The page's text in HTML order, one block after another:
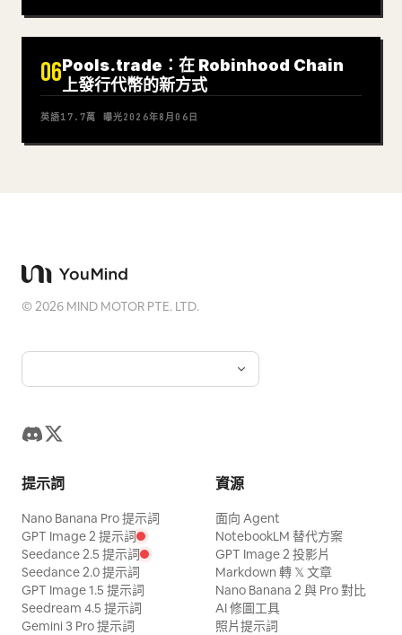
06Pools.trade：在 Robinhood Chain
上發行代幣的新方式
英語17.7萬 曝光2026年8月06日
©2026 MIND MOTOR PTE. LTD.
提示詞
Nano Banana Pro 提示詞
GPT Image 2 提示詞
Seedance 2.5 提示詞
Seedance 2.0 提示詞
GPT Image 1.5 提示詞
Seedream 4.5 提示詞
Gemini 3 Pro 提示詞
資源
面向 Agent
NotebookLM 替代方案
GPT Image 2 投影片
Markdown 轉 𝕏 文章
Nano Banana 2 與 Pro 對比
AI 修圖工具
照片提示詞